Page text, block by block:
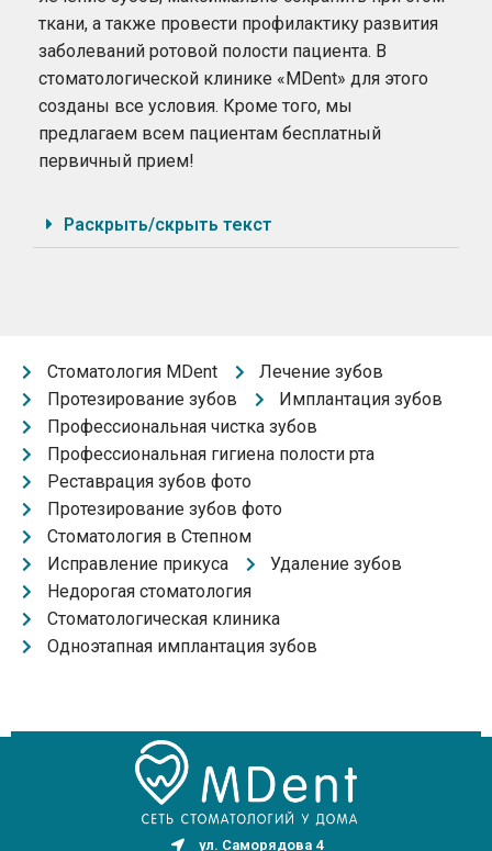
ткани, а также провести профилактику развития
заболеваний ротовой полости пациента. В
стоматологической клинике «MDent» для этого
созданы все условия. Кроме того, мы
предлагаем всем пациентам бесплатный
первичный прием!
Раскрыть/скрыть текст
Стоматология MDent
Лечение зубов
Протезирование зубов
Имплантация зубов
Профессиональная чистка зубов
Профессиональная гигиена полости рта
Реставрация зубов фото
Протезирование зубов фото
Стоматология в Степном
Исправление прикуса
Удаление зубов
Недорогая стоматология
Стоматологическая клиника
Одноэтапная имплантация зубов
ул. Саморядова 4